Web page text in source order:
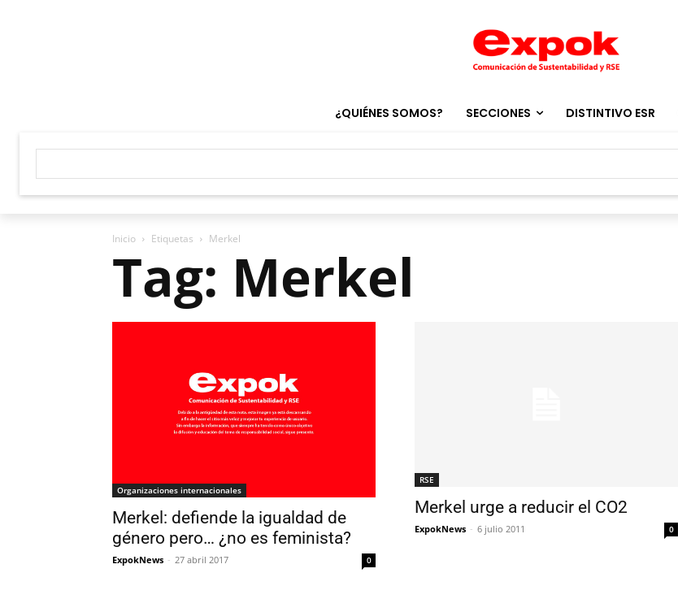
¿QUIÉNES SOMOS? SECCIONES DISTINTIVO ESR
Inicio Etiquetas Merkel
Tag: Merkel
Organizaciones internacionales
Merkel: defiende la igualdad de
género pero… ¿no es feminista?
ExpokNews - 27 abril 2017 0
RSE
Merkel urge a reducir el CO2
ExpokNews - 6 julio 2011 0